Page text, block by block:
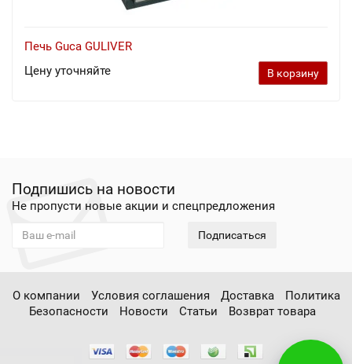
Печь Guca GULIVER
Цену уточняйте
В корзину
Подпишись на новости
Не пропусти новые акции и спецпредложения
Подписаться
О компании Условия соглашения Доставка
Политика
Безопасности
Новости Статьи Возврат товара